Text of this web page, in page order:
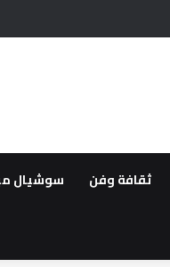
ثقافة وفن سوشيال